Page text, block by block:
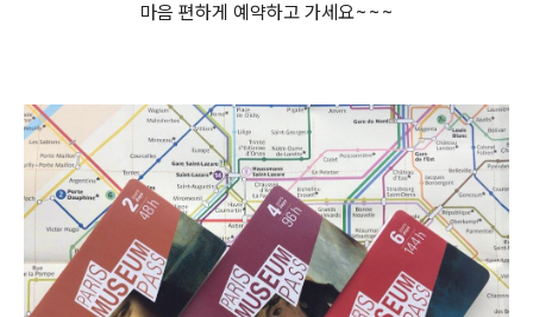
마음 편하게 예약하고 가세요~~~